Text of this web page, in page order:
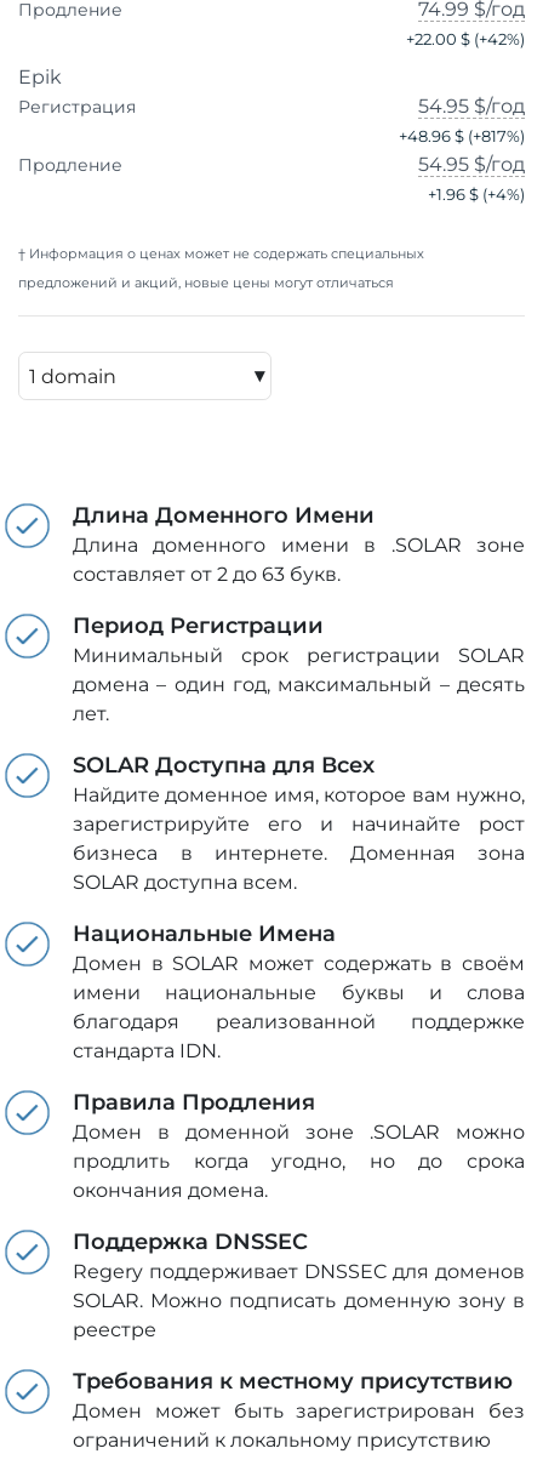
Продление
74.99 $/год
+22.00 $ (+42%)
Epik
Регистрация 54.95 $/год
+48.96 $ (+817%)
Продление 54.95 $/год
+1.96 $ (+4%)
† Информация о ценах может не содержать специальных
предложений и акций, новые цены могут отличаться
▾
Длина Доменного Имени
Длина доменного имени в .SOLAR зоне
составляет от 2 до 63 букв.
Период Регистрации
Минимальный срок регистрации SOLAR
домена – один год, максимальный – десять
лет.
SOLAR Доступна для Всех
Найдите доменное имя, которое вам нужно,
зарегистрируйте его и начинайте рост
бизнеса в интернете. Доменная зона
SOLAR доступна всем.
Национальные Имена
Домен в SOLAR может содержать в своём
имени национальные буквы и слова
благодаря реализованной поддержке
стандарта IDN.
Правила Продления
Домен в доменной зоне .SOLAR можно
продлить когда угодно, но до срока
окончания домена.
Поддержка DNSSEC
Regery поддерживает DNSSEC для доменов
SOLAR. Можно подписать доменную зону в
реестре
Требования к местному присутствию
Домен может быть зарегистрирован без
ограничений к локальному присутствию